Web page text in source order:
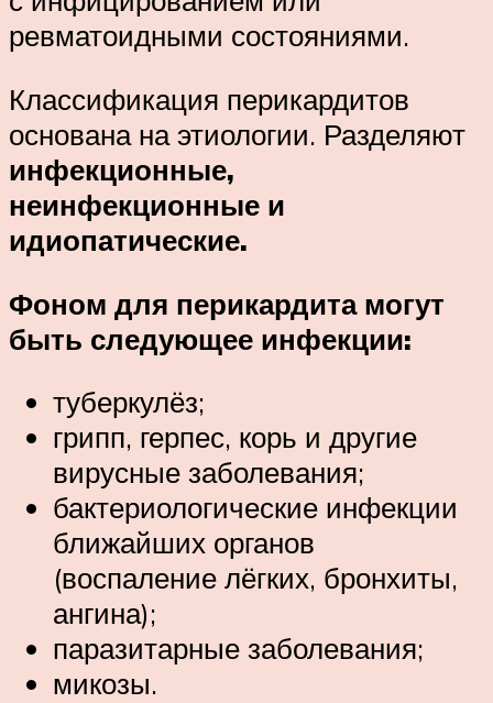
ревматоидными состояниями.
Классификация перикардитов
основана на этиологии. Разделяют
инфекционные,
неинфекционные и
идиопатические.
Фоном для перикардита могут
быть следующее инфекции:
туберкулёз;
грипп, герпес, корь и другие
вирусные заболевания;
бактериологические инфекции
ближайших органов
(воспаление лёгких, бронхиты,
ангина);
паразитарные заболевания;
микозы.